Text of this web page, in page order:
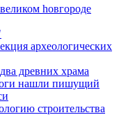
hовгороде
археологических
древних храма
нашли пишущий
строительства